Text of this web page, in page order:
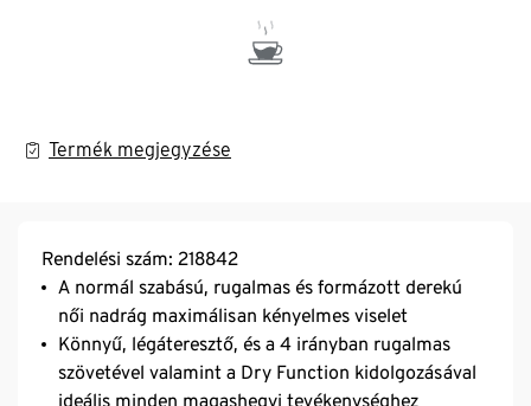
Termék megjegyzése
Rendelési szám: 218842
A normál szabású, rugalmas és formázott derekú
női nadrág maximálisan kényelmes viselet
Könnyű, légáteresztő, és a 4 irányban rugalmas
szövetével valamint a Dry Function kidolgozásával
ideális minden magashegyi tevékenységhez